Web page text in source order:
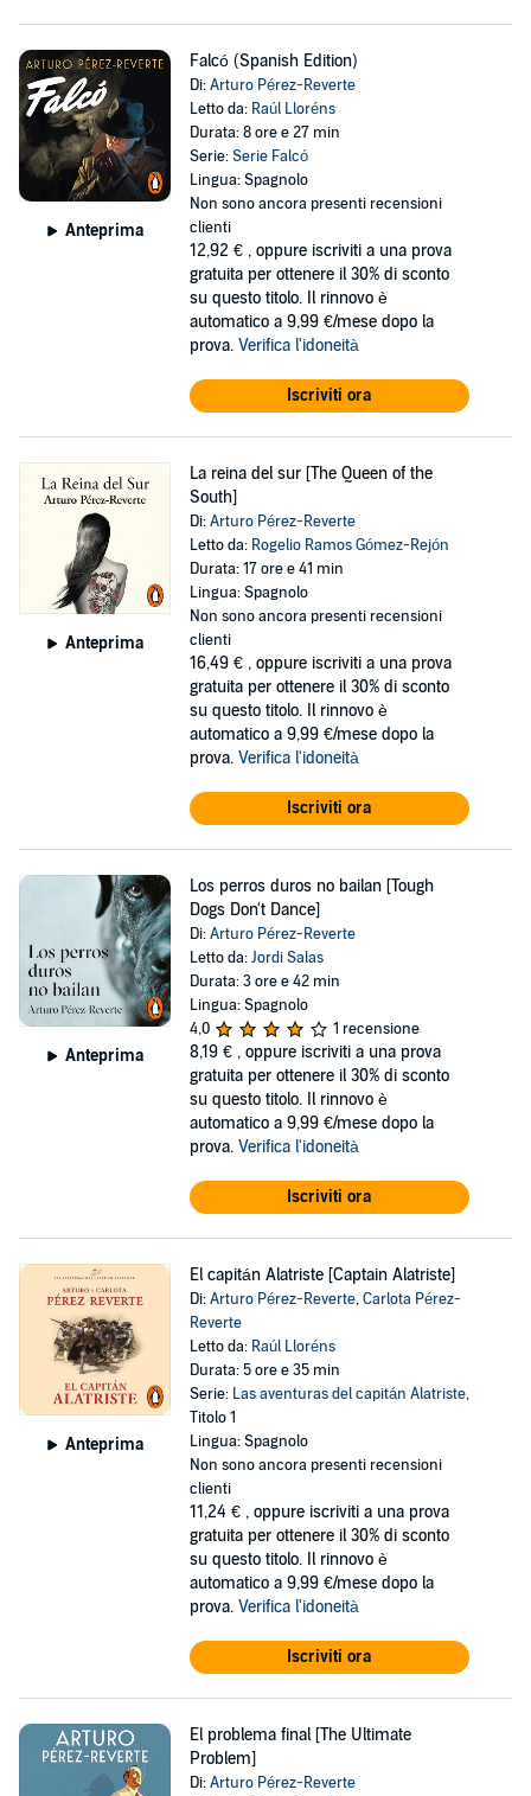
Anteprima
Falcó (Spanish Edition)
Di:Arturo Pérez-Reverte
Letto da: Raúl Lloréns
Durata: 8 ore e 27 min
Serie:Serie Falcó
Lingua: Spagnolo
Non sono ancora presenti recensioni
clienti
12,92 € , oppure iscriviti a una prova
gratuita per ottenere il 30% di sconto
su questo titolo. Il rinnovo è
automatico a 9,99 €/mese dopo la
prova. Verifica l'idoneità
Iscriviti ora
Anteprima
La reina del sur [The Queen of the
South]
Di:Arturo Pérez-Reverte
Letto da: Rogelio Ramos Gómez-Rejón
Durata: 17 ore e 41 min
Lingua: Spagnolo
Non sono ancora presenti recensioni
clienti
16,49 € , oppure iscriviti a una prova
gratuita per ottenere il 30% di sconto
su questo titolo. Il rinnovo è
automatico a 9,99 €/mese dopo la
prova. Verifica l'idoneità
Iscriviti ora
Anteprima
Los perros duros no bailan [Tough
Dogs Don't Dance]
Di:Arturo Pérez-Reverte
Letto da:Jordi Salas
Durata: 3 ore e 42 min
Lingua: Spagnolo
4,0
1 recensione
8,19 € , oppure iscriviti a una prova
gratuita per ottenere il 30% di sconto
su questo titolo. Il rinnovo è
automatico a 9,99 €/mese dopo la
prova. Verifica l'idoneità
Iscriviti ora
Anteprima
El capitán Alatriste [Captain Alatriste]
Di:Arturo Pérez-Reverte,Carlota Pérez-
Reverte
Letto da: Raúl Lloréns
Durata: 5 ore e 35 min
Serie: Las aventuras del capitán Alatriste,
Titolo 1
Lingua: Spagnolo
Non sono ancora presenti recensioni
clienti
11,24 € , oppure iscriviti a una prova
gratuita per ottenere il 30% di sconto
su questo titolo. Il rinnovo è
automatico a 9,99 €/mese dopo la
prova. Verifica l'idoneità
Iscriviti ora
El problema final [The Ultimate
Problem]
Di:Arturo Pérez-Reverte